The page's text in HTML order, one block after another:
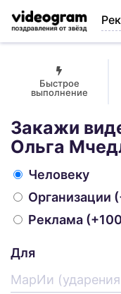
Быстрое
выполнение
Закажи
Ольга
Человеку
Организации
Реклама
Для